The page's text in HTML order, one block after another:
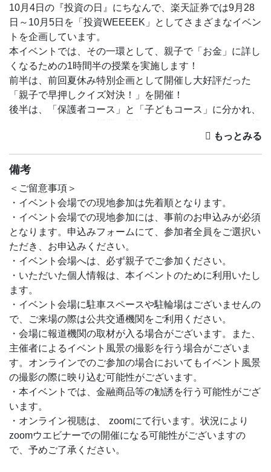
10月4日の『投資の日』にちなんで、楽天証券では9月28
日～10月5日を「投資WEEEEK」としてさまざまなイベン
トを企画しています。
本イベントでは、その一環として、親子で「お金」に詳し
くなるための1時間半の授業を実施します！
前半は、前回夏休み特別企画として開催し大好評だった
「親子で早押しクイズ対決！」を開催！
後半は、「保護者コース」と「子どもコース」に分かれ、
それぞれに合わせた授業を実施します。（※オンライン視
「保護者コース」では、子育て世帯が知っておきたい今話
題のNISAや家庭での金融教育の取り組み方をお伝えしま
す。
「子どもコース」では、マジックとゲームで楽しく資産づ
くりを体験できます！（※イベント会場のみ）
投資WEEEEKをきっかけに、楽しみながら親子で『お金
の仕組み』を学びましょう！
◉日時：2024年9月28日（土）10:30-12:00（開場10:00）
◉対象：小中学生と保護者（保護者同伴必須）
◉参加方法：現地でのイベント参加 or オンライン視聴
◉参加費：無料
◉講師：山口 佳子（やまぐち けいこ）先生｜楽天証券
株式会社
◉場所：楽天証券本社(青山一丁目駅より徒歩3分）、また
はオンライン
会場アクセス：
https://corp.rakuten.co.jp/about/map/jp_jp_aoyama.html
※現地参加には、お申込み時に参加者全員の事前
登録が必須となります。
※事前登録がないと会場に入ることができない場
合がございますので、予めご了承ください。
備考
＜ご留意事項＞
・イベント会場での現地参加は先着順となります。
・イベント会場での現地参加には、事前のお申込みが必須
となります。申込みフォームにて、参加者全員をご選択い
ただき、お申込みください。
・イベント会場へは、必ず親子でご参加ください。
・いただいた個人情報は、本イベントのために利用いたし
ます。
・イベント会場に駐車スペースや駐輪場はございませんの
で、ご来場の際は公共交通機関をご利用ください。
・会場に報道機関の取材が入る場合がございます。また、
主催者によるイベント風景の撮影を行う場合がございま
す。オンラインでのご参加の場合においてもイベント風景
の撮影の際に映り込む可能性がございます。
・本イベントでは、金融商品等の勧誘を行う可能性がござ
います。
・オンライン視聴は、 zoomにて行います。状況により
zoomウエビナーでの開催になる可能性がございますの
で、予めご了承ください。